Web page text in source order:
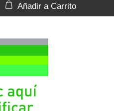
Añadir a Carrito